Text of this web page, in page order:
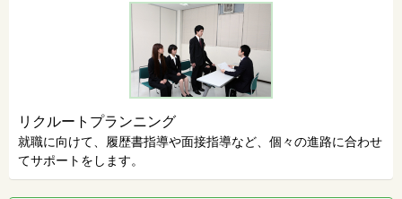
リクルートプランニング
就職に向けて、履歴書指導や面接指導など、個々の進路に合わせ
てサポートをします。